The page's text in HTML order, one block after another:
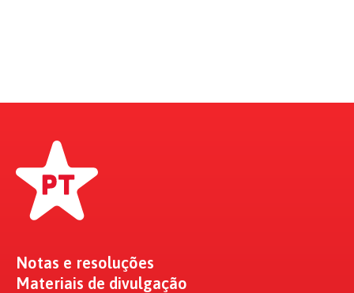
Notas e resoluções
Materiais de divulgação